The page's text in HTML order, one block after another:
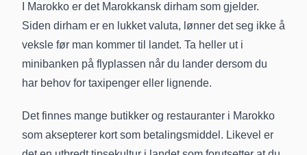
I Marokko er det Marokkansk dirham som gjelder.
Siden dirham er en lukket valuta, lønner det seg ikke å
veksle før man kommer til landet. Ta heller ut i
minibanken på flyplassen når du lander dersom du
har behov for taxipenger eller lignende.
Det finnes mange butikker og restauranter i Marokko
som aksepterer kort som betalingsmiddel. Likevel er